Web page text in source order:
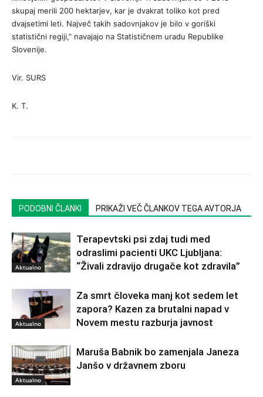
skupaj merili 200 hektarjev, kar je dvakrat toliko kot pred
dvajsetimi leti. Največ takih sadovnjakov je bilo v goriški
statistični regiji,” navajajo na Statističnem uradu Republike
Slovenije.
Vir. SURS
K. T.
PODOBNI ČLANKI PRIKAŽI VEČ ČLANKOV TEGA AVTORJA
Aktualno
Terapevtski psi zdaj tudi med
odraslimi pacienti UKC Ljubljana:
“Živali zdravijo drugače kot zdravila”
Aktualno
Za smrt človeka manj kot sedem let
zapora? Kazen za brutalni napad v
Novem mestu razburja javnost
Aktualno
Maruša Babnik bo zamenjala Janeza
Janšo v državnem zboru